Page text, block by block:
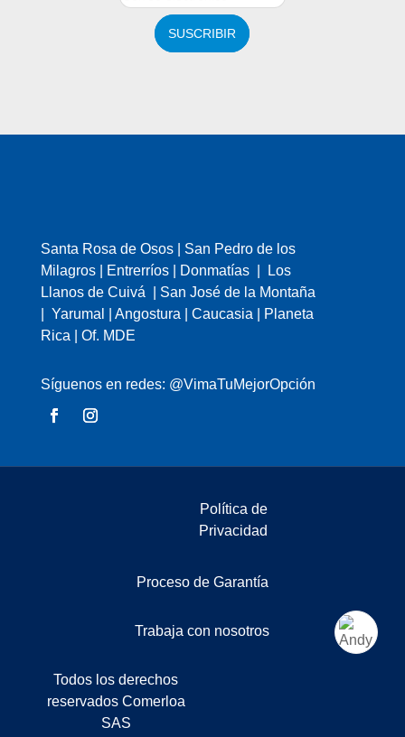
SUSCRIBIR
Santa Rosa de Osos | San Pedro de los
Milagros | Entrerríos | Donmatías | Los
Llanos de Cuivá | San José de la Montaña
| Yarumal | Angostura | Caucasia | Planeta
Rica | Of. MDE
Síguenos en redes: @VimaTuMejorOpción
Política de
Privacidad
Proceso de Garantía
Trabaja con nosotros
Todos los derechos
reservados Comerloa
SAS